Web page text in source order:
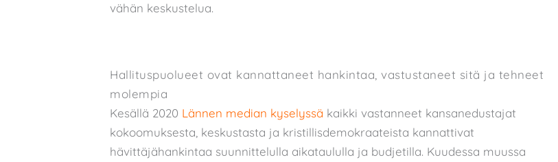
vähän keskustelua.
Hallituspuolueet ovat kannattaneet hankintaa, vastustaneet sitä ja tehneet
molempia
Kesällä 2020 Lännen median kyselyssä kaikki vastanneet kansanedustajat
kokoomuksesta, keskustasta ja kristillisdemokraateista kannattivat
hävittäjähankintaa suunnittelulla aikataululla ja budjetilla. Kuudessa muussa